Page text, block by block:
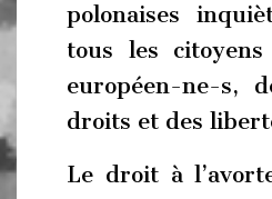
polonaises
tous les
européen-ne-s,
droits et des
Le droit à